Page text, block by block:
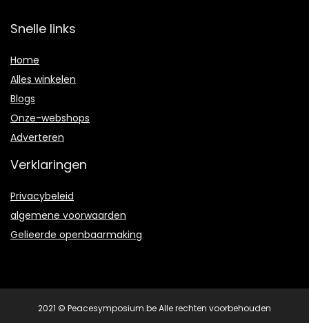
Snelle links
Home
Alles winkelen
Blogs
Onze-webshops
Adverteren
Verklaringen
Privacybeleid
algemene voorwaarden
Gelieerde openbaarmaking
2021 © Peacesymposium.be Alle rechten voorbehouden